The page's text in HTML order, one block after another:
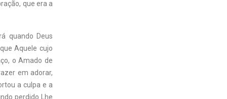
que era a
quando Deus
Aquele cujo
o Amado de
em adorar,
a culpa e a
perdido Lhe